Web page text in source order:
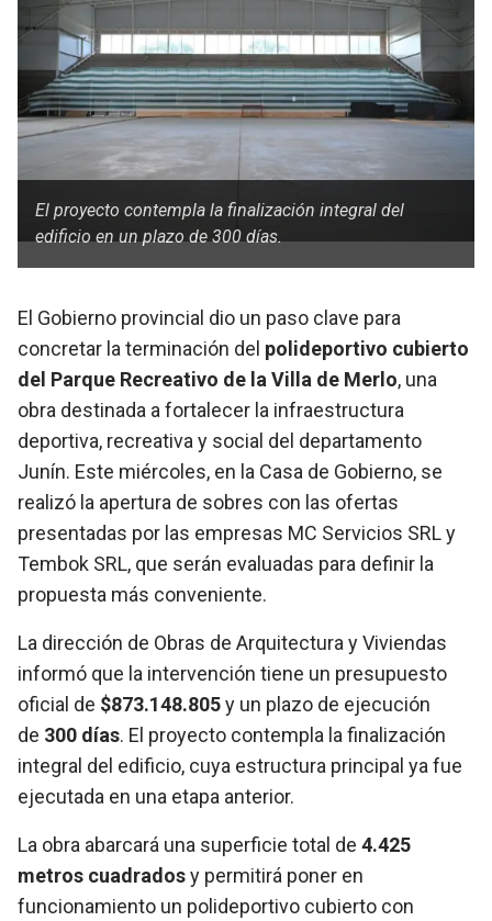
El proyecto contempla la finalización integral del
edificio en un plazo de 300 días.
El Gobierno provincial dio un paso clave para
concretar la terminación del polideportivo cubierto
del Parque Recreativo de la Villa de Merlo, una
obra destinada a fortalecer la infraestructura
deportiva, recreativa y social del departamento
Junín. Este miércoles, en la Casa de Gobierno, se
realizó la apertura de sobres con las ofertas
presentadas por las empresas MC Servicios SRL y
Tembok SRL, que serán evaluadas para definir la
propuesta más conveniente.
La dirección de Obras de Arquitectura y Viviendas
informó que la intervención tiene un presupuesto
oficial de $873.148.805y un plazo de ejecución
de 300 días. El proyecto contempla la finalización
integral del edificio, cuya estructura principal ya fue
ejecutada en una etapa anterior.
La obra abarcará una superficie total de 4.425
metros cuadradosy permitirá poner en
funcionamiento un polideportivo cubierto con